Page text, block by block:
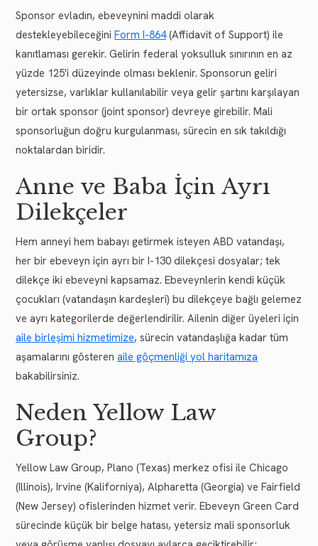
Sponsor evladın, ebeveynini maddi olarak
destekleyebileceğini Form I-864(Affidavit of Support) ile
kanıtlaması gerekir. Gelirin federal yoksulluk sınırının en az
yüzde 125'i düzeyinde olması beklenir. Sponsorun geliri
yetersizse, varlıklar kullanılabilir veya gelir şartını karşılayan
bir ortak sponsor (joint sponsor) devreye girebilir. Mali
sponsorluğun doğru kurgulanması, sürecin en sık takıldığı
noktalardan biridir.
Anne ve Baba İçin Ayrı
Dilekçeler
Hem anneyi hem babayı getirmek isteyen ABD vatandaşı,
her bir ebeveyn için ayrı bir I-130 dilekçesi dosyalar; tek
dilekçe iki ebeveyni kapsamaz. Ebeveynlerin kendi küçük
çocukları (vatandaşın kardeşleri) bu dilekçeye bağlı gelemez
ve ayrı kategorilerde değerlendirilir. Ailenin diğer üyeleri için
aile birleşimi hizmetimize, sürecin vatandaşlığa kadar tüm
aşamalarını gösteren aile göçmenliği yol haritamıza
bakabilirsiniz.
Neden Yellow Law
Group?
Yellow Law Group, Plano (Texas) merkez ofisi ile Chicago
(Illinois), Irvine (Kaliforniya), Alpharetta (Georgia) ve Fairfield
(New Jersey) ofislerinden hizmet verir. Ebeveyn Green Card
sürecinde küçük bir belge hatası, yetersiz mali sponsorluk